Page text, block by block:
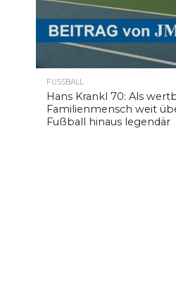
FUSSBALL
Hans Krankl 70: Als
Familienmensch weit
Fußball hinaus legendär